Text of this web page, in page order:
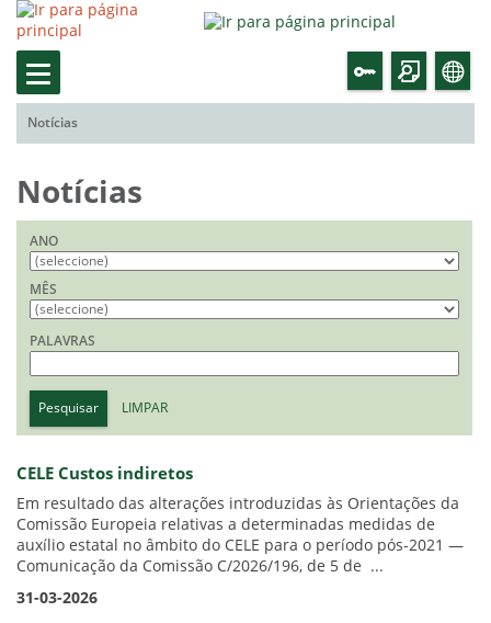
Notícias
Notícias
ANO
MÊS
PALAVRAS
Pesquisar LIMPAR
CELE Custos indiretos
Em resultado das alterações introduzidas às Orientações da
Comissão Europeia relativas a determinadas medidas de
auxílio estatal no âmbito do CELE para o período pós-2021 —
Comunicação da Comissão C/2026/196, de 5 de ...
31-03-2026